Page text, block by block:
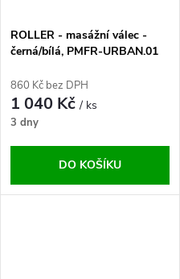
ROLLER - masážní válec -
černá/bílá, PMFR-URBAN.01
860 Kč bez DPH
1 040 Kč/ ks
3 dny
DO KOŠÍKU